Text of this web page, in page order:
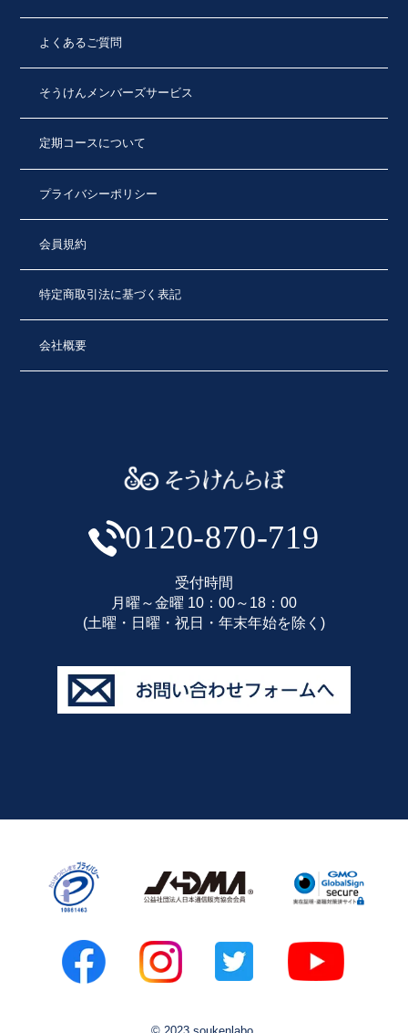
よくあるご質問
そうけんメンバーズサービス
定期コースについて
プライバシーポリシー
会員規約
特定商取引法に基づく表記
会社概要
0120-870-719
受付時間
月曜～金曜 10：00～18：00
(土曜・日曜・祝日・年末年始を除く)